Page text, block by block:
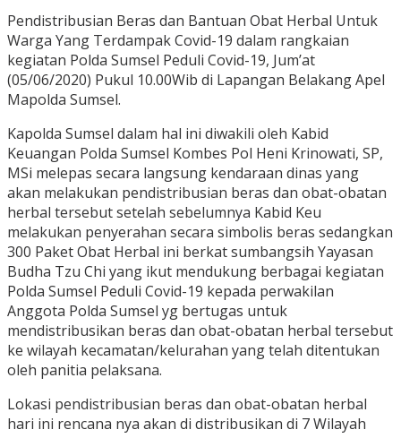
Pendistribusian Beras dan Bantuan Obat Herbal Untuk
Warga Yang Terdampak Covid-19 dalam rangkaian
kegiatan Polda Sumsel Peduli Covid-19, Jum’at
(05/06/2020) Pukul 10.00Wib di Lapangan Belakang Apel
Mapolda Sumsel.
Kapolda Sumsel dalam hal ini diwakili oleh Kabid
Keuangan Polda Sumsel Kombes Pol Heni Krinowati, SP,
MSi melepas secara langsung kendaraan dinas yang
akan melakukan pendistribusian beras dan obat-obatan
herbal tersebut setelah sebelumnya Kabid Keu
melakukan penyerahan secara simbolis beras sedangkan
300 Paket Obat Herbal ini berkat sumbangsih Yayasan
Budha Tzu Chi yang ikut mendukung berbagai kegiatan
Polda Sumsel Peduli Covid-19 kepada perwakilan
Anggota Polda Sumsel yg bertugas untuk
mendistribusikan beras dan obat-obatan herbal tersebut
ke wilayah kecamatan/kelurahan yang telah ditentukan
oleh panitia pelaksana.
Lokasi pendistribusian beras dan obat-obatan herbal
hari ini rencana nya akan di distribusikan di 7 Wilayah